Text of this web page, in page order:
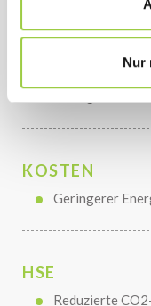
Nur
KOSTEN
Geringerer
HSE
Reduzierte